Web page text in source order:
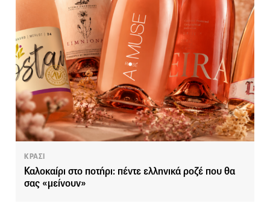
ΚΡΑΣΙ
Καλοκαίρι στο ποτήρι: πέντε ελληνικά ροζέ που θα
σας «μείνουν»